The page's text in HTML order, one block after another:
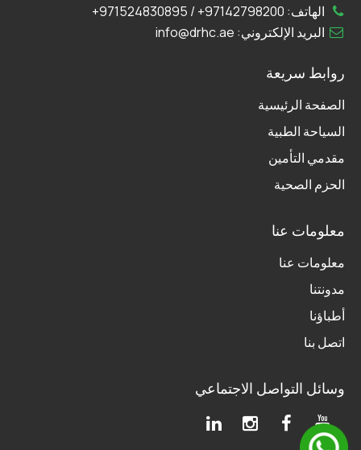
وسائل التواصل الاجتماعي
معلومات عنا
معلومات عنا
مدونتنا
أطباؤنا
اتصل بنا
روابط سريعة
الصفحة الرئيسية
السياحة الطبية
مقدمي التأمين
الحزم الصحية
الهاتف: 97142798200+
/
971524830895+
البريد الإلكتروني: info@drhc.ae